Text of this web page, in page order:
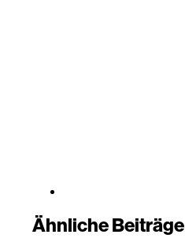
Ähnliche Beiträge